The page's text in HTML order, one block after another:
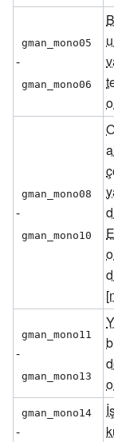
gman_mono05
-
gman_mono06
gman_mono08
-
gman_mono10
gman_mono11
-
gman_mono13
gman_mono14
-